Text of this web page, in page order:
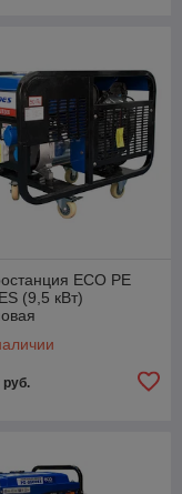
ECO PE
(9,5 кВт)
руб.